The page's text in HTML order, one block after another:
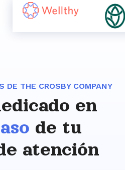
DE THE CROSBY COMPANY
en
de tu
atención